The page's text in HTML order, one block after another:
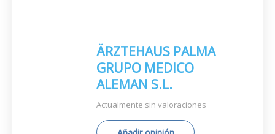
ÄRZTEHAUS PALMA
GRUPO MEDICO
ALEMAN S.L.
Actualmente sin valoraciones